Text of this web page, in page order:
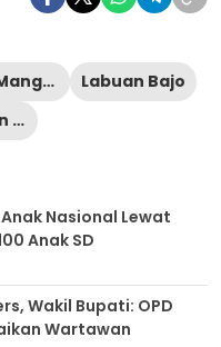
Kapolres Manggarai Barat
Labuan Bajo
Wisata Labuan Bajo
Nasional Lewat
Anak SD
Wakil Bupati: OPD
Wartawan